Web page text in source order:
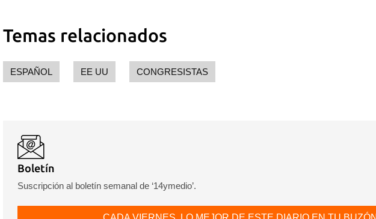
Temas relacionados
ESPAÑOL EE UU CONGRESISTAS
Boletín
Suscripción al boletín semanal de ‘14ymedio’.